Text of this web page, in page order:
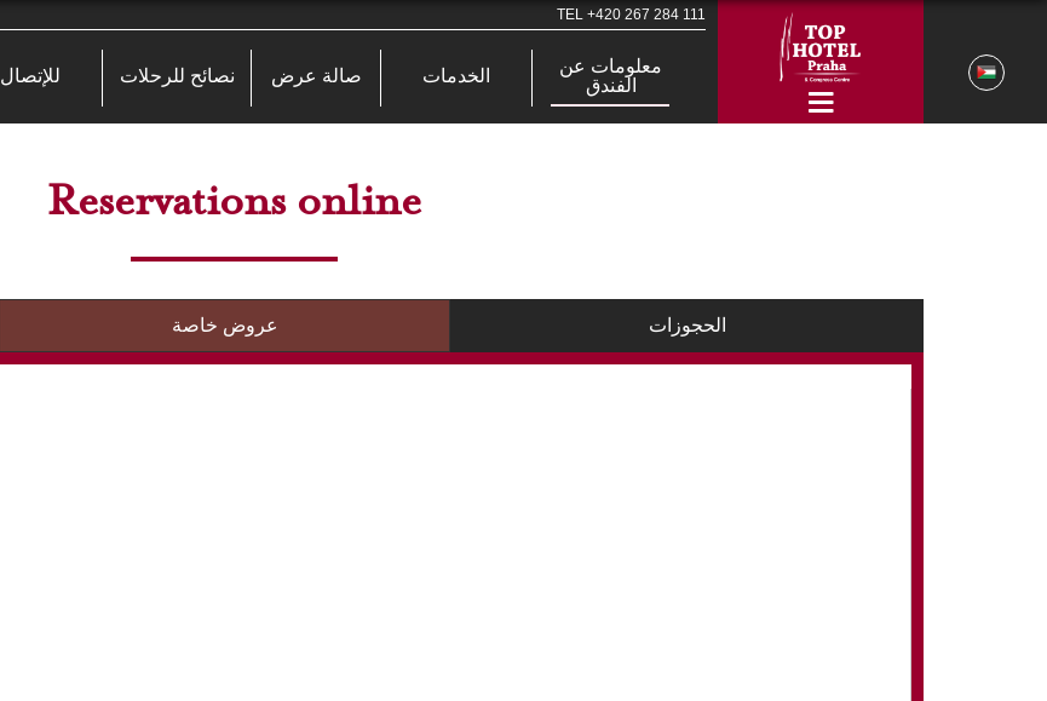
TEL +420 267 284 111
معلومات عن
الفندق
الخدمات صالة عرض نصائح للرحلات للإتصال
Reservations online
الحجوزات عروض خاصة